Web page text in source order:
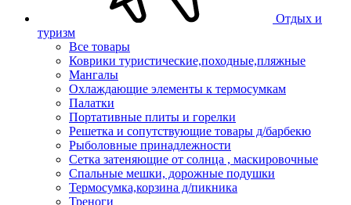
Отдых и
туризм
Все товары
Коврики туристические,походные,пляжные
Мангалы
Охлаждающие элементы к термосумкам
Палатки
Портативные плиты и горелки
Решетка и сопутствующие товары д/барбекю
Рыболовные принадлежности
Сетка затеняющие от солнца , маскировочные
Спальные мешки, дорожные подушки
Термосумка,корзина д/пикника
Треноги